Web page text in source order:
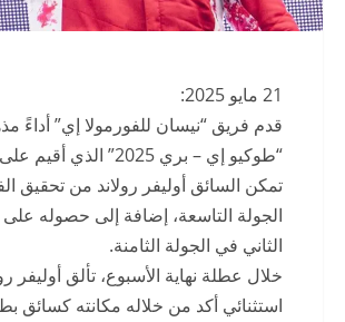
21 مايو 2025:
قدم فريق “نيسان للفورمولا إي” أداءً
“طوكيو إي – بري 2025”
تمكن السائق أوليفر رولاند من تحقيق
الجولة التاسعة، إضافة إلى حصوله على
الثاني في الجولة الثامنة.
خلال عطلة نهاية الأسبوع، تألق أوليفر
استثنائي أكد من خلاله مكانته كسائق